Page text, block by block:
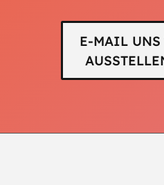
E-MAIL